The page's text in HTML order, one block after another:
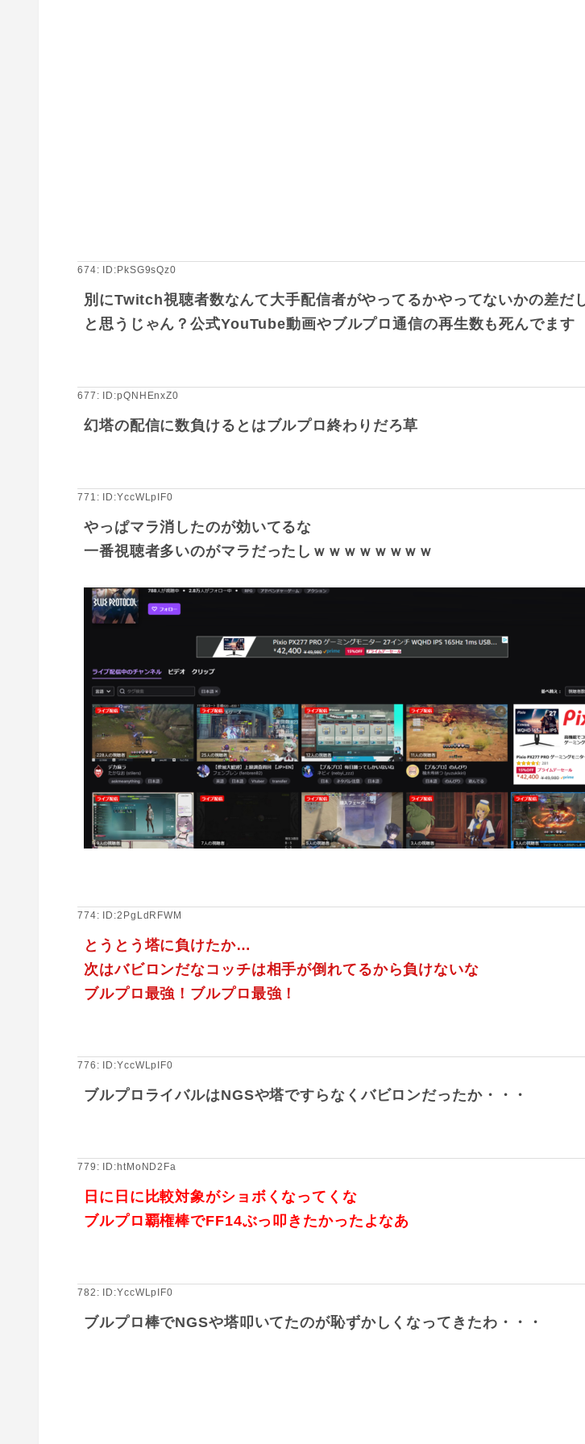
674: ID:PkSG9sQz0
別にTwitch視聴者数なんて大手配信者がやってるかやってないかの差だ
と思うじゃん？公式YouTube動画やブルプロ通信の再生数も死んでます
677: ID:pQNHEnxZ0
幻塔の配信に数負けるとはブルプロ終わりだろ草
771: ID:YccWLpIF0
やっぱマラ消したのが効いてるな
一番視聴者多いのがマラだったしｗｗｗｗｗｗｗｗ
774: ID:2PgLdRFWM
とうとう塔に負けたか…
次はバビロンだなコッチは相手が倒れてるから負けないな
ブルプロ最強！ブルプロ最強！
776: ID:YccWLpIF0
ブルプロライバルはNGSや塔ですらなくバビロンだったか・・・
779: ID:htMoND2Fa
日に日に比較対象がショボくなってくな
ブルプロ覇権棒でFF14ぶっ叩きたかったよなあ
782: ID:YccWLpIF0
ブルプロ棒でNGSや塔叩いてたのが恥ずかしくなってきたわ・・・